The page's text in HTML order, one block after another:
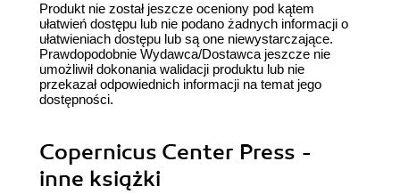
Produkt nie został jeszcze oceniony pod kątem
ułatwień dostępu lub nie podano żadnych informacji o
ułatwieniach dostępu lub są one niewystarczające.
Prawdopodobnie Wydawca/Dostawca jeszcze nie
umożliwił dokonania walidacji produktu lub nie
przekazał odpowiednich informacji na temat jego
dostępności.
Copernicus Center Press -
inne książki